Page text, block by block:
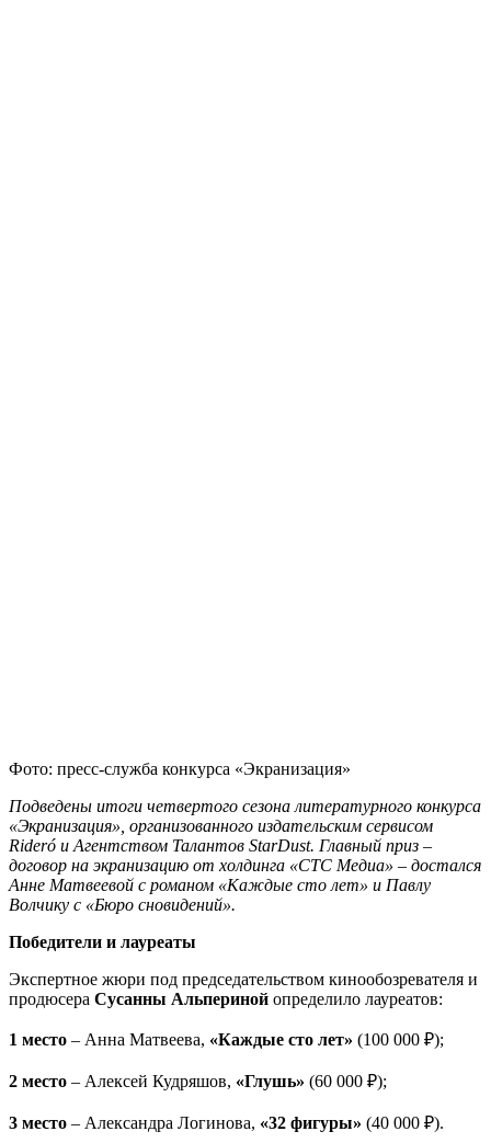
Фото: пресс-служба конкурса «Экранизация»
Подведены итоги четвертого сезона литературного конкурса
«Экранизация», организованного издательским сервисом
Rideró и Агентством Талантов StarDust. Главный приз –
договор на экранизацию от холдинга «СТС Медиа» – достался
Анне Матвеевой с романом «Каждые сто лет» и Павлу
Волчику с «Бюро сновидений».
Победители и лауреаты
Экспертное жюри под председательством кинообозревателя и
продюсера Сусанны Альпериной определило лауреатов:
1 место – Анна Матвеева, «Каждые сто лет» (100 000 ₽);
2 место – Алексей Кудряшов, «Глушь» (60 000 ₽);
3 место – Александра Логинова, «32 фигуры» (40 000 ₽).